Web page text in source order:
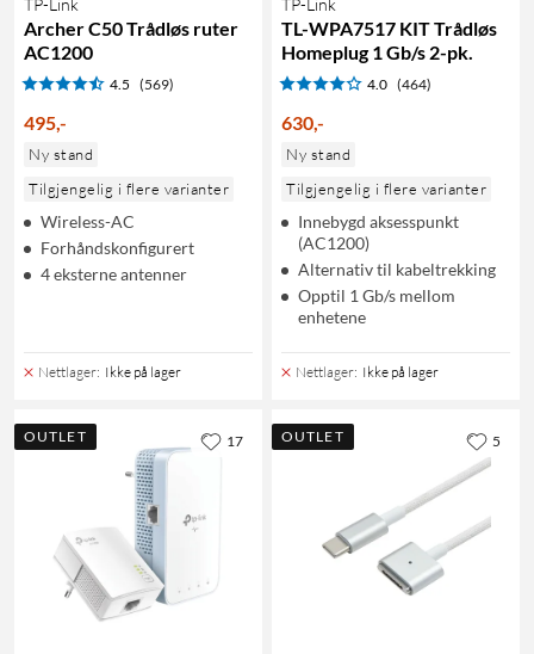
TP-Link
Archer C50 Trådløs ruter
AC1200
4.5 (569)
495,-
Ny stand
Tilgjengelig i flere varianter
Wireless-AC
Forhåndskonfigurert
4 eksterne antenner
Nettlager: Ikke på lager
TP-Link
TL-WPA7517 KIT Trådløs
Homeplug 1 Gb/s 2-pk.
4.0 (464)
630,-
Ny stand
Tilgjengelig i flere varianter
Innebygd aksesspunkt
(AC1200)
Alternativ til kabeltrekking
Opptil 1 Gb/s mellom
enhetene
Nettlager: Ikke på lager
OUTLET 17 OUTLET 5